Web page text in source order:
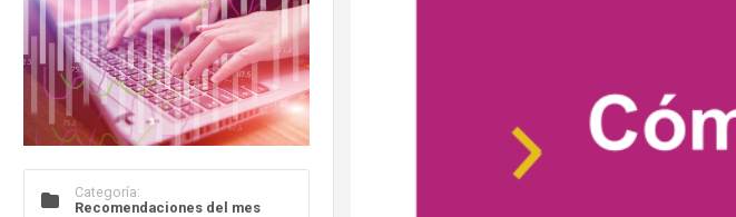
Categoría:
Recomendaciones del mes